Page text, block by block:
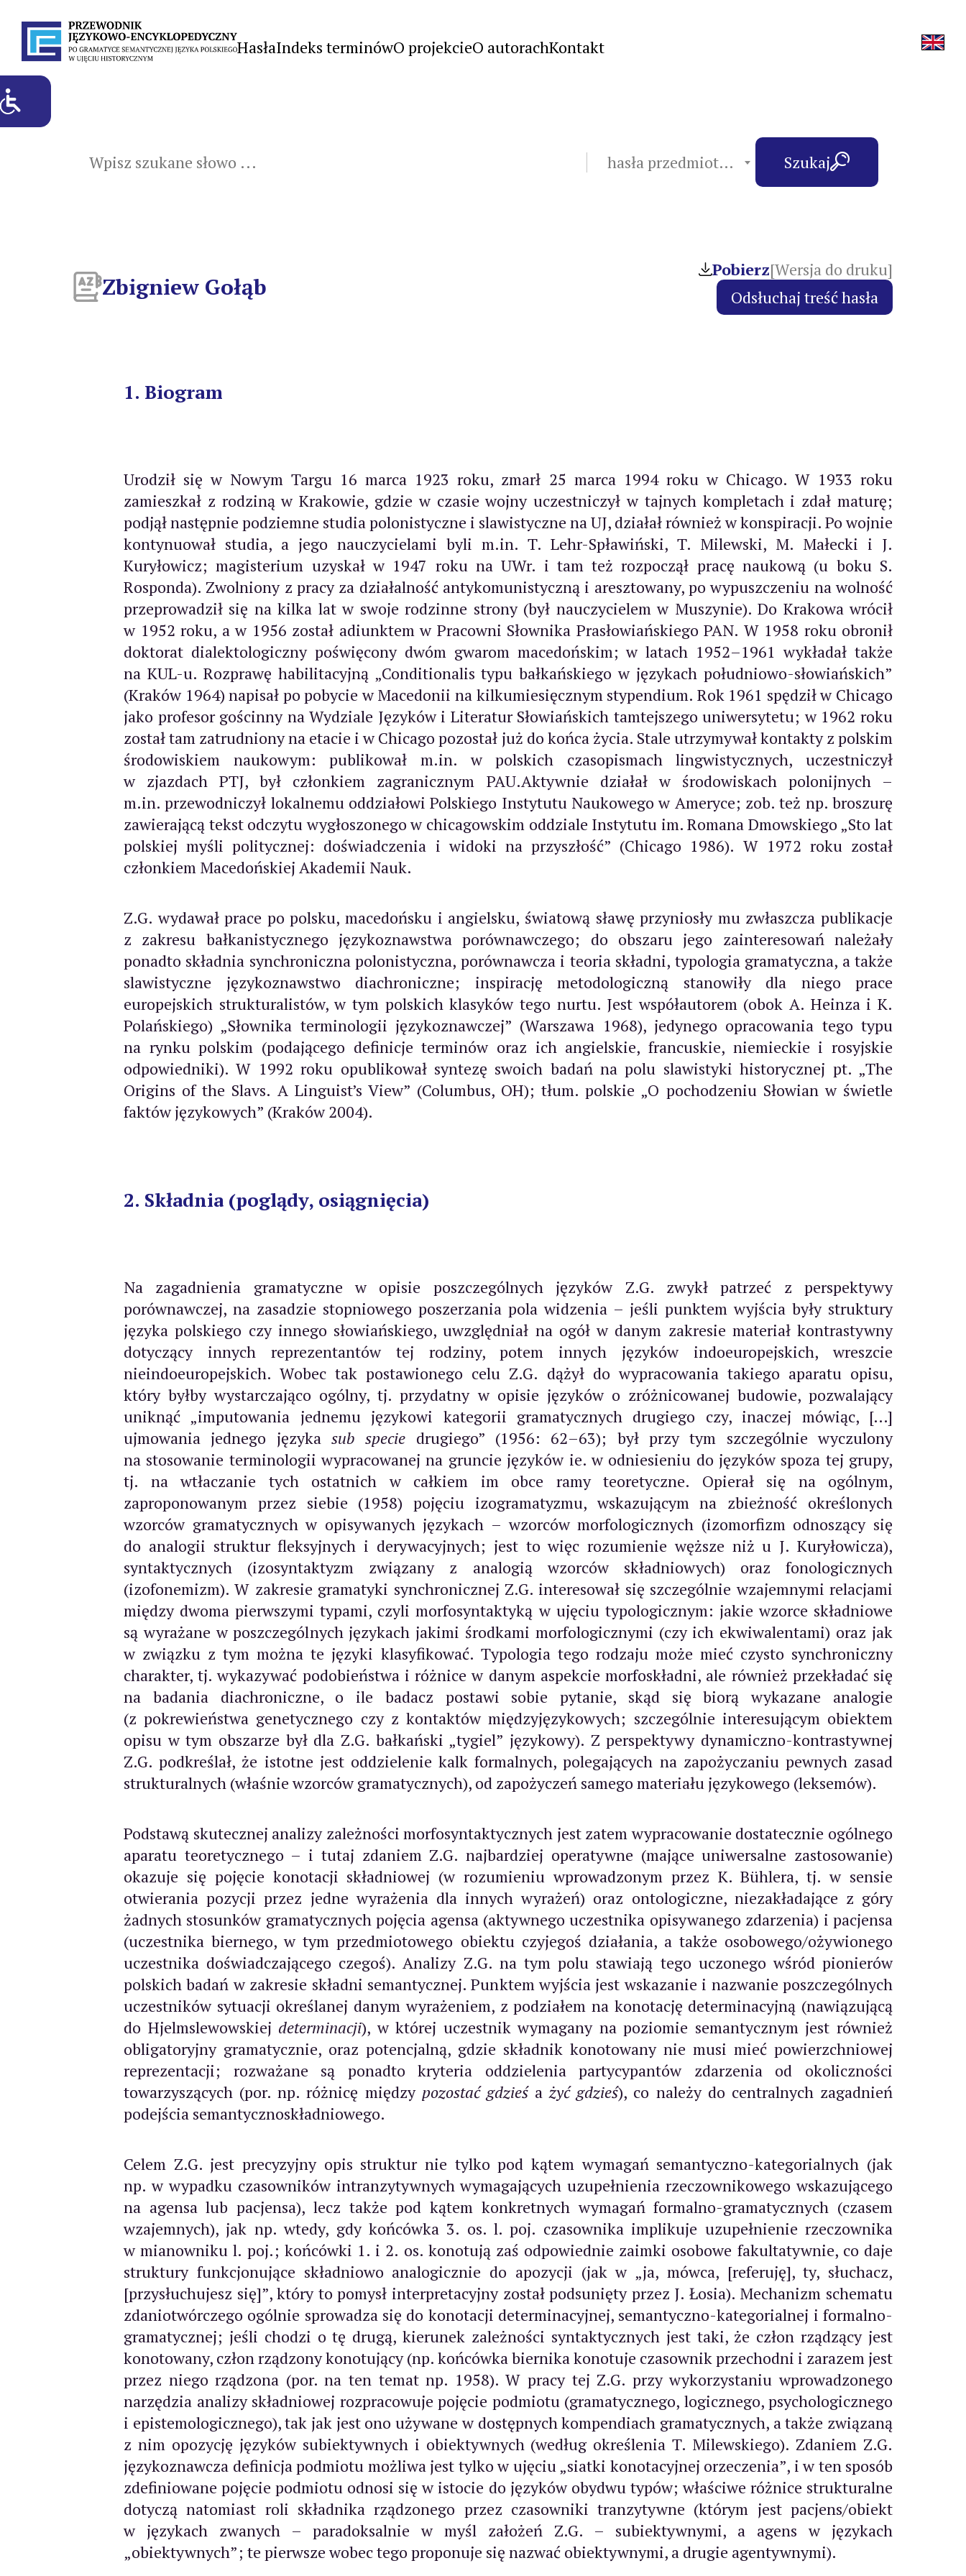
HasłaIndeks terminówO projekcieO autorachKontakt
hasła przedmiotowe Szukaj
Zbigniew Gołąb
Pobierz[Wersja do druku]
1. Biogram
Urodził się w Nowym Targu 16 marca 1923 roku, zmarł 25 marca 1994 roku w Chicago. W 1933 roku
zamieszkał z rodziną w Krakowie, gdzie w czasie wojny uczestniczył w tajnych kompletach i zdał maturę;
podjął następnie podziemne studia polonistyczne i slawistyczne na UJ, działał również w konspiracji. Po wojnie
kontynuował studia, a jego nauczycielami byli m.in. T. Lehr-Spławiński, T. Milewski, M. Małecki i J.
Kuryłowicz; magisterium uzyskał w 1947 roku na UWr. i tam też rozpoczął pracę naukową (u boku S.
Rosponda). Zwolniony z pracy za działalność antykomunistyczną i aresztowany, po wypuszczeniu na wolność
przeprowadził się na kilka lat w swoje rodzinne strony (był nauczycielem w Muszynie). Do Krakowa wrócił
w 1952 roku, a w 1956 został adiunktem w Pracowni Słownika Prasłowiańskiego PAN. W 1958 roku obronił
doktorat dialektologiczny poświęcony dwóm gwarom macedońskim; w latach 1952–1961 wykładał także
na KUL-u. Rozprawę habilitacyjną „Conditionalis typu bałkańskiego w językach południowo-słowiańskich”
(Kraków 1964) napisał po pobycie w Macedonii na kilkumiesięcznym stypendium. Rok 1961 spędził w Chicago
jako profesor gościnny na Wydziale Języków i Literatur Słowiańskich tamtejszego uniwersytetu; w 1962 roku
został tam zatrudniony na etacie i w Chicago pozostał już do końca życia. Stale utrzymywał kontakty z polskim
środowiskiem naukowym: publikował m.in. w polskich czasopismach lingwistycznych, uczestniczył
w zjazdach PTJ, był członkiem zagranicznym PAU.Aktywnie działał w środowiskach polonijnych –
m.in. przewodniczył lokalnemu oddziałowi Polskiego Instytutu Naukowego w Ameryce; zob. też np. broszurę
zawierającą tekst odczytu wygłoszonego w chicagowskim oddziale Instytutu im. Romana Dmowskiego „Sto lat
polskiej myśli politycznej: doświadczenia i widoki na przyszłość” (Chicago 1986). W 1972 roku został
członkiem Macedońskiej Akademii Nauk.
Z.G. wydawał prace po polsku, macedońsku i angielsku, światową sławę przyniosły mu zwłaszcza publikacje
z zakresu bałkanistycznego językoznawstwa porównawczego; do obszaru jego zainteresowań należały
ponadto składnia synchroniczna polonistyczna, porównawcza i teoria składni, typologia gramatyczna, a także
slawistyczne językoznawstwo diachroniczne; inspirację metodologiczną stanowiły dla niego prace
europejskich strukturalistów, w tym polskich klasyków tego nurtu. Jest współautorem (obok A. Heinza i K.
Polańskiego) „Słownika terminologii językoznawczej” (Warszawa 1968), jedynego opracowania tego typu
na rynku polskim (podającego definicje terminów oraz ich angielskie, francuskie, niemieckie i rosyjskie
odpowiedniki). W 1992 roku opublikował syntezę swoich badań na polu slawistyki historycznej pt. „The
Origins of the Slavs. A Linguist’s View” (Columbus, OH); tłum. polskie „O pochodzeniu Słowian w świetle
faktów językowych” (Kraków 2004).
2. Składnia (poglądy, osiągnięcia)
Na zagadnienia gramatyczne w opisie poszczególnych języków Z.G. zwykł patrzeć z perspektywy
porównawczej, na zasadzie stopniowego poszerzania pola widzenia – jeśli punktem wyjścia były struktury
języka polskiego czy innego słowiańskiego, uwzględniał na ogół w danym zakresie materiał kontrastywny
dotyczący innych reprezentantów tej rodziny, potem innych języków indoeuropejskich, wreszcie
nieindoeuropejskich. Wobec tak postawionego celu Z.G. dążył do wypracowania takiego aparatu opisu,
który byłby wystarczająco ogólny, tj. przydatny w opisie języków o zróżnicowanej budowie, pozwalający
uniknąć „imputowania jednemu językowi kategorii gramatycznych drugiego czy, inaczej mówiąc, […]
ujmowania jednego języka sub specie drugiego” (1956: 62–63); był przy tym szczególnie wyczulony
na stosowanie terminologii wypracowanej na gruncie języków ie. w odniesieniu do języków spoza tej grupy,
tj. na wtłaczanie tych ostatnich w całkiem im obce ramy teoretyczne. Opierał się na ogólnym,
zaproponowanym przez siebie (1958) pojęciu izogramatyzmu, wskazującym na zbieżność określonych
wzorców gramatycznych w opisywanych językach – wzorców morfologicznych (izomorfizm odnoszący się
do analogii struktur fleksyjnych i derywacyjnych; jest to więc rozumienie węższe niż u J. Kuryłowicza),
syntaktycznych (izosyntaktyzm związany z analogią wzorców składniowych) oraz fonologicznych
(izofonemizm). W zakresie gramatyki synchronicznej Z.G. interesował się szczególnie wzajemnymi relacjami
między dwoma pierwszymi typami, czyli morfosyntaktyką w ujęciu typologicznym: jakie wzorce składniowe
są wyrażane w poszczególnych językach jakimi środkami morfologicznymi (czy ich ekwiwalentami) oraz jak
w związku z tym można te języki klasyfikować. Typologia tego rodzaju może mieć czysto synchroniczny
charakter, tj. wykazywać podobieństwa i różnice w danym aspekcie morfoskładni, ale również przekładać się
na badania diachroniczne, o ile badacz postawi sobie pytanie, skąd się biorą wykazane analogie
(z pokrewieństwa genetycznego czy z kontaktów międzyjęzykowych; szczególnie interesującym obiektem
opisu w tym obszarze był dla Z.G. bałkański „tygiel” językowy). Z perspektywy dynamiczno-kontrastywnej
Z.G. podkreślał, że istotne jest oddzielenie kalk formalnych, polegających na zapożyczaniu pewnych zasad
strukturalnych (właśnie wzorców gramatycznych), od zapożyczeń samego materiału językowego (leksemów).
Podstawą skutecznej analizy zależności morfosyntaktycznych jest zatem wypracowanie dostatecznie ogólnego
aparatu teoretycznego – i tutaj zdaniem Z.G. najbardziej operatywne (mające uniwersalne zastosowanie)
okazuje się pojęcie konotacji składniowej (w rozumieniu wprowadzonym przez K. Bühlera, tj. w sensie
otwierania pozycji przez jedne wyrażenia dla innych wyrażeń) oraz ontologiczne, niezakładające z góry
żadnych stosunków gramatycznych pojęcia agensa (aktywnego uczestnika opisywanego zdarzenia) i pacjensa
(uczestnika biernego, w tym przedmiotowego obiektu czyjegoś działania, a także osobowego/ożywionego
uczestnika doświadczającego czegoś). Analizy Z.G. na tym polu stawiają tego uczonego wśród pionierów
polskich badań w zakresie składni semantycznej. Punktem wyjścia jest wskazanie i nazwanie poszczególnych
uczestników sytuacji określanej danym wyrażeniem, z podziałem na konotację determinacyjną (nawiązującą
do Hjelmslewowskiej determinacji), w której uczestnik wymagany na poziomie semantycznym jest również
obligatoryjny gramatycznie, oraz potencjalną, gdzie składnik konotowany nie musi mieć powierzchniowej
reprezentacji; rozważane są ponadto kryteria oddzielenia partycypantów zdarzenia od okoliczności
towarzyszących (por. np. różnicę między pozostać gdzieś ażyć gdzieś), co należy do centralnych zagadnień
podejścia semantycznoskładniowego.
Celem Z.G. jest precyzyjny opis struktur nie tylko pod kątem wymagań semantyczno-kategorialnych (jak
np. w wypadku czasowników intranzytywnych wymagających uzupełnienia rzeczownikowego wskazującego
na agensa lub pacjensa), lecz także pod kątem konkretnych wymagań formalno-gramatycznych (czasem
wzajemnych), jak np. wtedy, gdy końcówka 3. os. l. poj. czasownika implikuje uzupełnienie rzeczownika
w mianowniku l. poj.; końcówki 1. i 2. os. konotują zaś odpowiednie zaimki osobowe fakultatywnie, co daje
struktury funkcjonujące składniowo analogicznie do apozycji (jak w „ja, mówca, [referuję], ty, słuchacz,
[przysłuchujesz się]”, który to pomysł interpretacyjny został podsunięty przez J. Łosia). Mechanizm schematu
zdaniotwórczego ogólnie sprowadza się do konotacji determinacyjnej, semantyczno-kategorialnej i formalno-
gramatycznej; jeśli chodzi o tę drugą, kierunek zależności syntaktycznych jest taki, że człon rządzący jest
konotowany, człon rządzony konotujący (np. końcówka biernika konotuje czasownik przechodni i zarazem jest
przez niego rządzona (por. na ten temat np. 1958). W pracy tej Z.G. przy wykorzystaniu wprowadzonego
narzędzia analizy składniowej rozpracowuje pojęcie podmiotu (gramatycznego, logicznego, psychologicznego
i epistemologicznego), tak jak jest ono używane w dostępnych kompendiach gramatycznych, a także związaną
z nim opozycję języków subiektywnych i obiektywnych (według określenia T. Milewskiego). Zdaniem Z.G.
językoznawcza definicja podmiotu możliwa jest tylko w ujęciu „siatki konotacyjnej orzeczenia”, i w ten sposób
zdefiniowane pojęcie podmiotu odnosi się w istocie do języków obydwu typów; właściwe różnice strukturalne
dotyczą natomiast roli składnika rządzonego przez czasowniki tranzytywne (którym jest pacjens/obiekt
w językach zwanych – paradoksalnie w myśl założeń Z.G. – subiektywnymi, a agens w językach
„obiektywnych”; te pierwsze wobec tego proponuje się nazwać obiektywnymi, a drugie agentywnymi).